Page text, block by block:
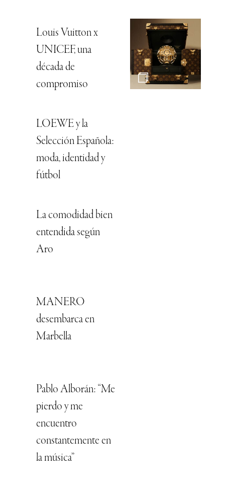
Louis Vuitton x
UNICEF, una
década de
compromiso
LOEWE y la
Selección Española:
moda, identidad y
fútbol
La comodidad bien
entendida según
Aro
MANERO
desembarca en
Marbella
Pablo Alborán: “Me
pierdo y me
encuentro
constantemente en
la música”